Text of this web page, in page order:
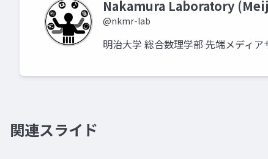
Nakamura Laboratory
@nkmr-lab
明治大学 総合数理学部 先端メディ
関連スライド